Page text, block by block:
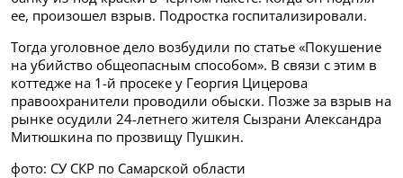
ее, произошел взрыв. Подростка госпитализировали.
Тогда уголовное дело возбудили по статье «Покушение
на убийство общеопасным способом». В связи с этим в
коттедже на 1-й просеке у Георгия Цицерова
правоохранители проводили обыски. Позже за взрыв на
рынке осудили 24-летнего жителя Сызрани Александра
Митюшкина по прозвищу Пушкин.
фото: СУ СКР по Самарской области